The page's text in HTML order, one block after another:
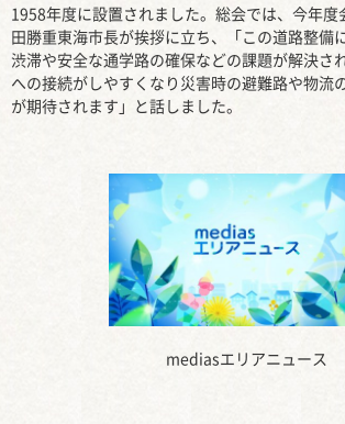
mediasエリアニュース
1958年度に設置されました。総会では、今年度
田勝重東海市長が挨拶に立ち、「この道路整備
渋滞や安全な通学路の確保などの課題が解決さ
への接続がしやすくなり災害時の避難路や物流
が期待されます」と話しました。